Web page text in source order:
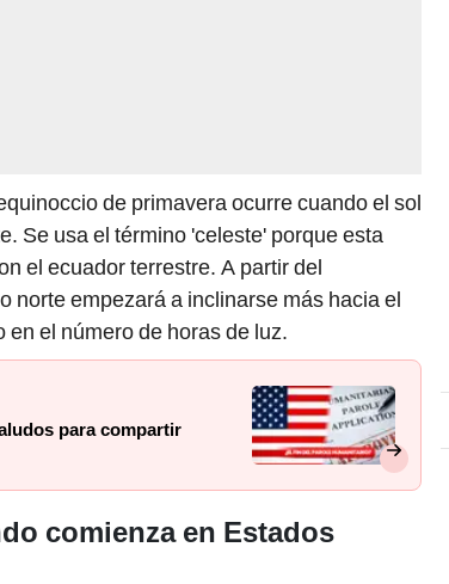
de primavera ocurre cuando el sol
Se usa el término 'celeste' porque esta
el ecuador terrestre. A partir del
norte empezará a inclinarse más hacia el
el número de horas de luz.
para compartir
comienza en Estados